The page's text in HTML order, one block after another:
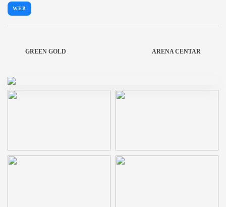
WEB
GREEN GOLD ARENA CENTAR